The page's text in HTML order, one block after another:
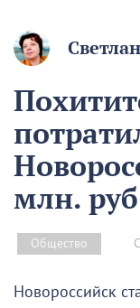
млн.
Общество
Новороссийск